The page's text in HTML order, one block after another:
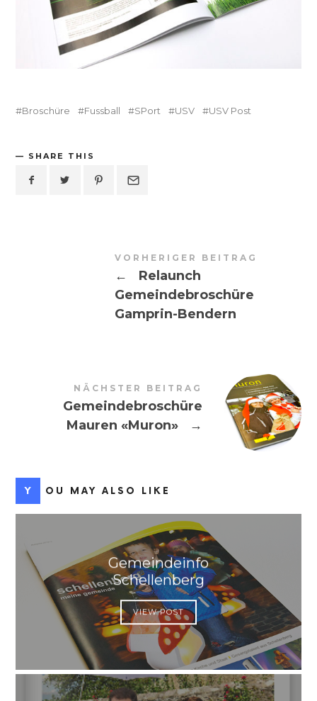
Broschüre Fussball SPort USV USV Post
SHARE THIS
VORHERIGER BEITRAG
←
Relaunch
Gemeindebroschüre
Gamprin-Bendern
NÄCHSTER BEITRAG
Gemeindebroschüre
Mauren «Muron»
→
YOU MAY ALSO LIKE
Gemeindeinfo
Schellenberg
VIEW POST